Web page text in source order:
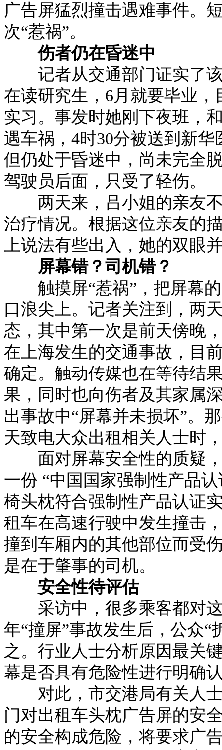
广告屏猛烈撞击遇难事件。
次“惹祸”。
伤者仍在昏迷中
记者从交通部门证实了该
在读研究生，6月就要毕业
实习。事发时她刚下夜班，
遇车祸，4时30分被送到新
但仍处于昏迷中，尚未完全
驾驶员后面，只受了轻伤。
两天来，吕小姐的亲友不
治疗情况。根据这位亲友的
上说法有些出入，她的双眼
屏幕错？司机错？
触摸屏“惹祸”，把屏幕的
口浪尖上。记者关注到，两
态，其中第一次是前天傍晚
在上海发生的交通事故，目
确定。触动传媒也在等待结
果，同时也向伤者及其家属
出事故中“屏幕并未损坏”。
天致电大众出租相关人士时
面对屏幕安全性的质疑，
一份 “中国国家强制性产品
椅头枕符合强制性产品认证
租车在高速行驶中发生撞击
撞到车厢内的其他部位而受
是在于肇事的司机。
安全性待评估
采访中，很多乘客都对这
年“撞屏”事故发生后，公众
之。行业人士分析原因最关
幕是否具有危险性进行明确
对此，市交港局有关人士
门对出租车头枕广告屏的安
的安全构成危险，将要求广